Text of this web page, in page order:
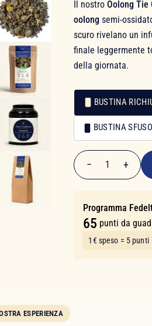
Il nostroOolong Tie
oolong semi-
scuro rivelano un
finale leggermente
della giornata.
Confezionamento
Confezionamento
BUSTINA
BUSTINA
12,90 €
− 1 +
Quantità
Programma
65 punti da
1€ speso = 5 punti
ESPERIENZA